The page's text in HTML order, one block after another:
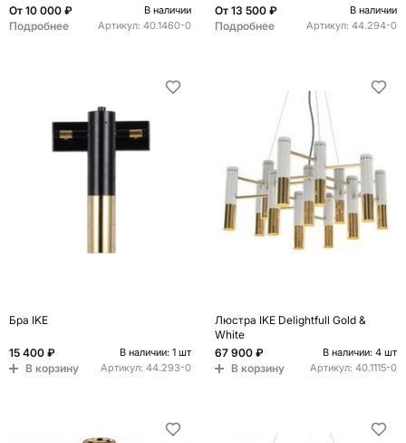
От 10 000 ₽ В наличии
Подробнее Артикул: 40.1460-0
От 13 500 ₽ В наличии
Подробнее Артикул: 44.294-0
Бра IKE
15 400 ₽ В наличии: 1 шт
В корзину Артикул: 44.293-0
Люстра IKE Delightfull Gold &
White
67 900 ₽
В наличии: 4 шт
В корзину Артикул: 40.1115-0